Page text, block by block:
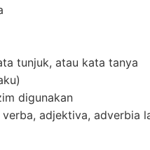
tunjuk, atau kata tanya
digunakan
adjektiva, adverbia